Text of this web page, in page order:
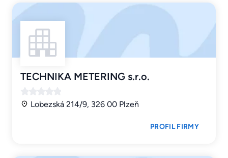
TECHNIKA METERING s.r.o.
Lobezská 214/9, 326 00 Plzeň
PROFIL FIRMY